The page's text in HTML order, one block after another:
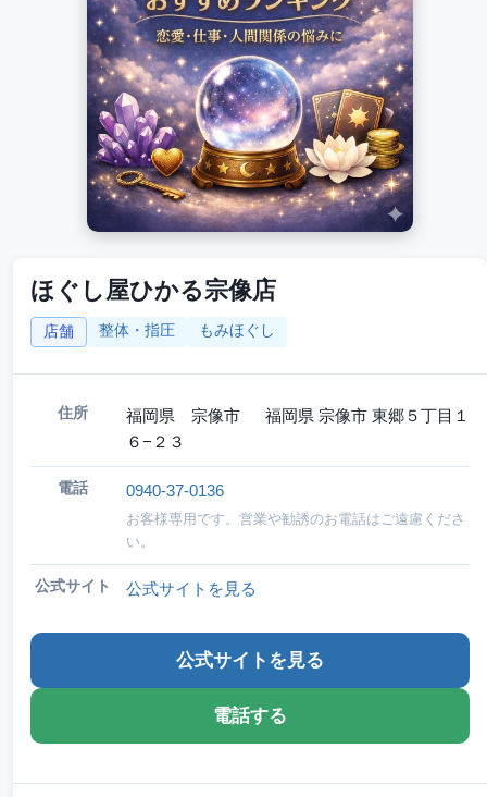
ほぐし屋ひかる宗像店
店舗 整体・指圧 もみほぐし
住所
福岡県 宗像市 福岡県 宗像市 東郷５丁目１
６−２３
電話 0940-37-0136
お客様専用です。営業や勧誘のお電話はご遠慮くださ
い。
公式サイト 公式サイトを見る
公式サイトを見る
電話する